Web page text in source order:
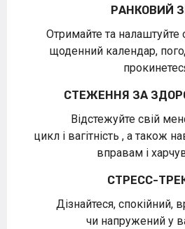
РАНКОВИЙ
Отримайте та налаштуйте
щоденний календар,
СТЕЖЕННЯ ЗА
Відстежуйте свій
цикл і вагітність , а також
вправам і
СТРЕСС-
Дізнайтеся, спокійний,
чи напружений у